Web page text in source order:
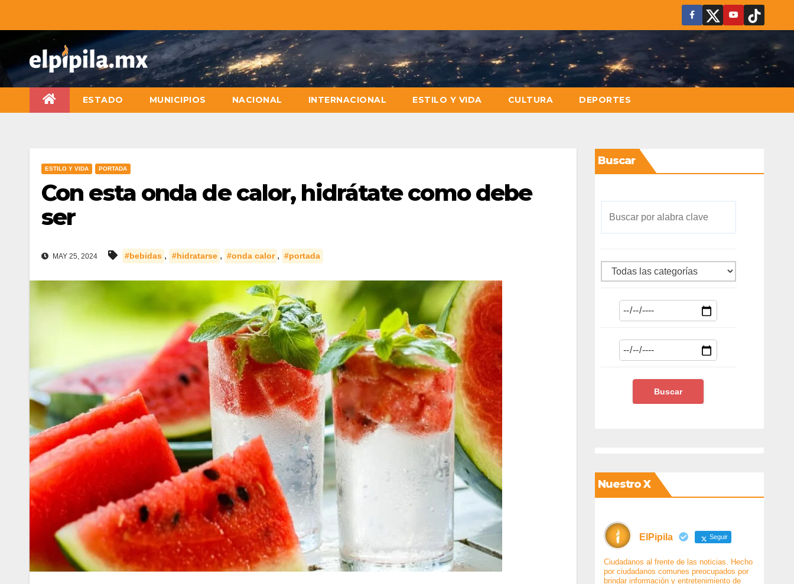
ESTADO MUNICIPIOS NACIONAL INTERNACIONAL ESTILO Y VIDA CULTURA DEPORTES
ESTILO Y VIDA PORTADA
Con esta onda de calor, hidrátate como debe
ser
MAY 25, 2024 #bebidas , #hidratarse , #onda calor , #portada
Buscar
Nuestro X
ElPipila Seguir
Ciudadanos al frente de las noticias. Hecho
por ciudadanos comunes preocupados por
brindar información y entretenimiento de